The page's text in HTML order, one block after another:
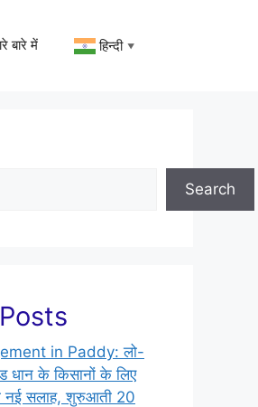
बारे में हिन्दी ▼
Search
in Paddy: लो-
धान के किसानों के लिए
नई सलाह, शुरुआती 20